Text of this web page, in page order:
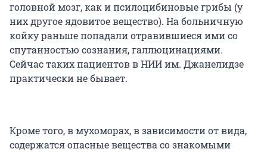
головной мозг, как и псилоцибиновые грибы (у
них другое ядовитое вещество). На больничную
койку раньше попадали отравившиеся ими со
спутанностью сознания, галлюцинациями.
Сейчас таких пациентов в НИИим. Джанелидзе
практически не бывает.
Кроме того, в мухоморах, в зависимости от вида,
содержатся опасные вещества со знакомыми